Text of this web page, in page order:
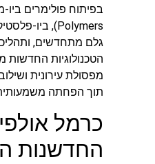
גלם מתחדשים,
הטכנולוגיות
מפסולת עירונית
תוך הפחתה
כרמל
החדשנות